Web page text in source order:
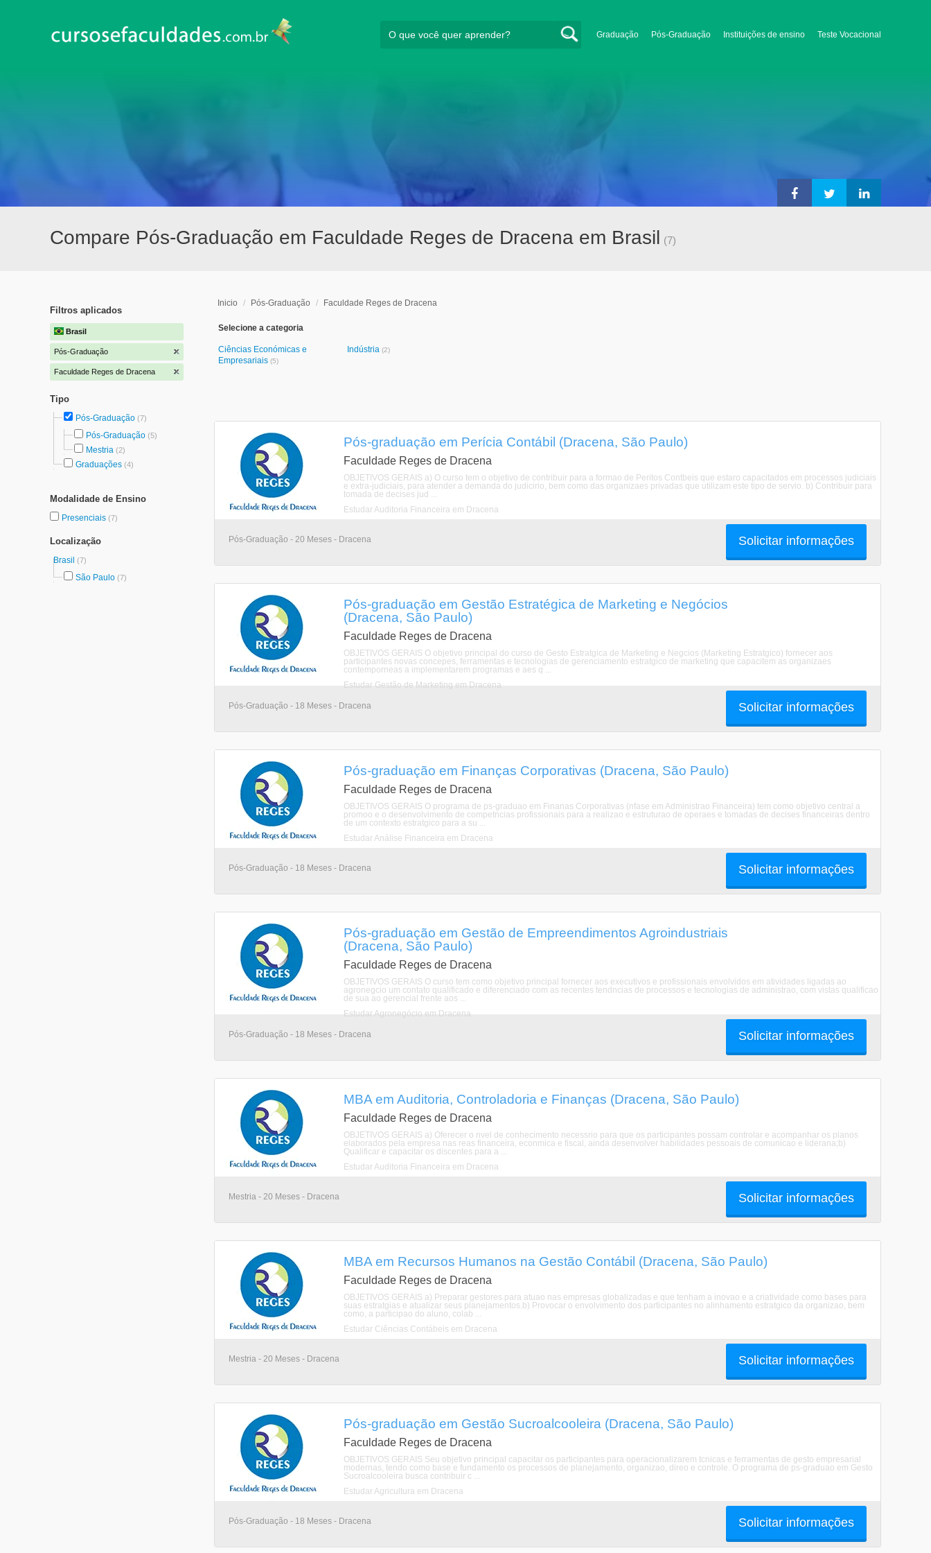
Graduação Pós-Graduação Instituições de ensino Teste Vocacional
Compare Pós-Graduação em Faculdade Reges de Dracena em Brasil (7)
Filtros aplicados
Brasil
Pós-Graduação
Faculdade Reges de Dracena
Tipo
Pós-Graduação (7)
Pós-Graduação (5)
Mestria (2)
Graduações (4)
Modalidade de Ensino
Presenciais (7)
Localização
Brasil (7)
São Paulo (7)
Inicio / Pós-Graduação / Faculdade Reges de Dracena
Selecione a categoria
Ciências Económicas e
Empresariais (5)
Indústria (2)
Pós-graduação em Perícia Contábil (Dracena, São Paulo)
Faculdade Reges de Dracena
OBJETIVOS GERAIS a) O curso tem o objetivo de contribuir para a formao de Peritos Contbeis que estaro capacitados em processos judiciais
e extra-judiciais, para atender a demanda do judicirio, bem como das organizaes privadas que utilizam este tipo de servio. b) Contribuir para
tomada de decises jud ...
Estudar Auditoria Financeira em Dracena
Pós-Graduação - 20 Meses - Dracena Solicitar informações
Pós-graduação em Gestão Estratégica de Marketing e Negócios
(Dracena, São Paulo)
Faculdade Reges de Dracena
OBJETIVOS GERAIS O objetivo principal do curso de Gesto Estratgica de Marketing e Negcios (Marketing Estratgico) fornecer aos
participantes novas concepes, ferramentas e tecnologias de gerenciamento estratgico de marketing que capacitem as organizaes
contemporneas a implementarem programas e aes q ...
Estudar Gestão de Marketing em Dracena
Pós-Graduação - 18 Meses - Dracena Solicitar informações
Pós-graduação em Finanças Corporativas (Dracena, São Paulo)
Faculdade Reges de Dracena
OBJETIVOS GERAIS O programa de ps-graduao em Finanas Corporativas (nfase em Administrao Financeira) tem como objetivo central a
promoo e o desenvolvimento de competncias profissionais para a realizao e estruturao de operaes e tomadas de decises financeiras dentro
de um contexto estratgico para a su ...
Estudar Análise Financeira em Dracena
Pós-Graduação - 18 Meses - Dracena Solicitar informações
Pós-graduação em Gestão de Empreendimentos Agroindustriais
(Dracena, São Paulo)
Faculdade Reges de Dracena
OBJETIVOS GERAIS O curso tem como objetivo principal fornecer aos executivos e profissionais envolvidos em atividades ligadas ao
agronegcio um contato qualificado e diferenciado com as recentes tendncias de processos e tecnologias de administrao, com vistas qualificao
de sua ao gerencial frente aos ...
Estudar Agronegócio em Dracena
Pós-Graduação - 18 Meses - Dracena Solicitar informações
MBA em Auditoria, Controladoria e Finanças (Dracena, São Paulo)
Faculdade Reges de Dracena
OBJETIVOS GERAIS a) Oferecer o nvel de conhecimento necessrio para que os participantes possam controlar e acompanhar os planos
elaborados pela empresa nas reas financeira, econmica e fiscal, ainda desenvolver habilidades pessoais de comunicao e liderana;b)
Qualificar e capacitar os discentes para a ...
Estudar Auditoria Financeira em Dracena
Mestria - 20 Meses - Dracena Solicitar informações
MBA em Recursos Humanos na Gestão Contábil (Dracena, São Paulo)
Faculdade Reges de Dracena
OBJETIVOS GERAIS a) Preparar gestores para atuao nas empresas globalizadas e que tenham a inovao e a criatividade como bases para
suas estratgias e atualizar seus planejamentos.b) Provocar o envolvimento dos participantes no alinhamento estratgico da organizao, bem
como, a participao do aluno, colab ...
Estudar Ciências Contábeis em Dracena
Mestria - 20 Meses - Dracena Solicitar informações
Pós-graduação em Gestão Sucroalcooleira (Dracena, São Paulo)
Faculdade Reges de Dracena
OBJETIVOS GERAIS Seu objetivo principal capacitar os participantes para operacionalizarem tcnicas e ferramentas de gesto empresarial
modernas, tendo como base e fundamento os processos de planejamento, organizao, direo e controle. O programa de ps-graduao em Gesto
Sucroalcooleira busca contribuir c ...
Estudar Agricultura em Dracena
Pós-Graduação - 18 Meses - Dracena Solicitar informações